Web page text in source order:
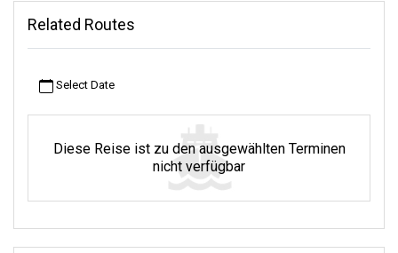
Besucher. Hier fließt die weite Andamanensee nicht einfach nur
dahin, sie erzählt Geschichten von fernen Abenteuern und
den weichen, warmen Sand unter Ihren Füßen. Es ist wie ein
und die Umgebung zu erkunden. Und jedes Zirpen, Rascheln
oder jede Welle scheint Teil einer tropischen Symphonie zu sein,
die nur für Sie spielt. Wenn Sie am Koh Ngai Beach Jetty stehen,
können Sie sich auf einige erstaunliche Abenteuer auf Koh Ngai
Related Routes
Select Date
Diese Reise ist zu den ausgewählten Terminen
nicht verfügbar